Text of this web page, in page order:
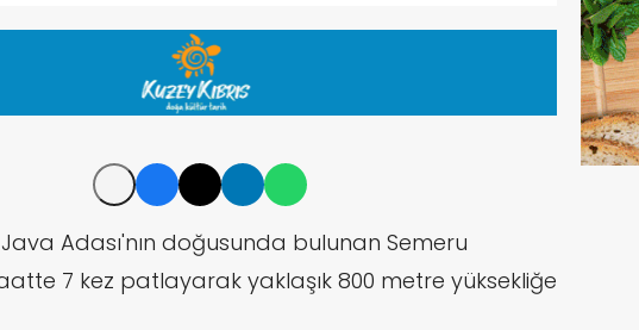
Adası'nın doğusunda bulunan Semeru
7 kez patlayarak yaklaşık 800 metre yüksekliğe